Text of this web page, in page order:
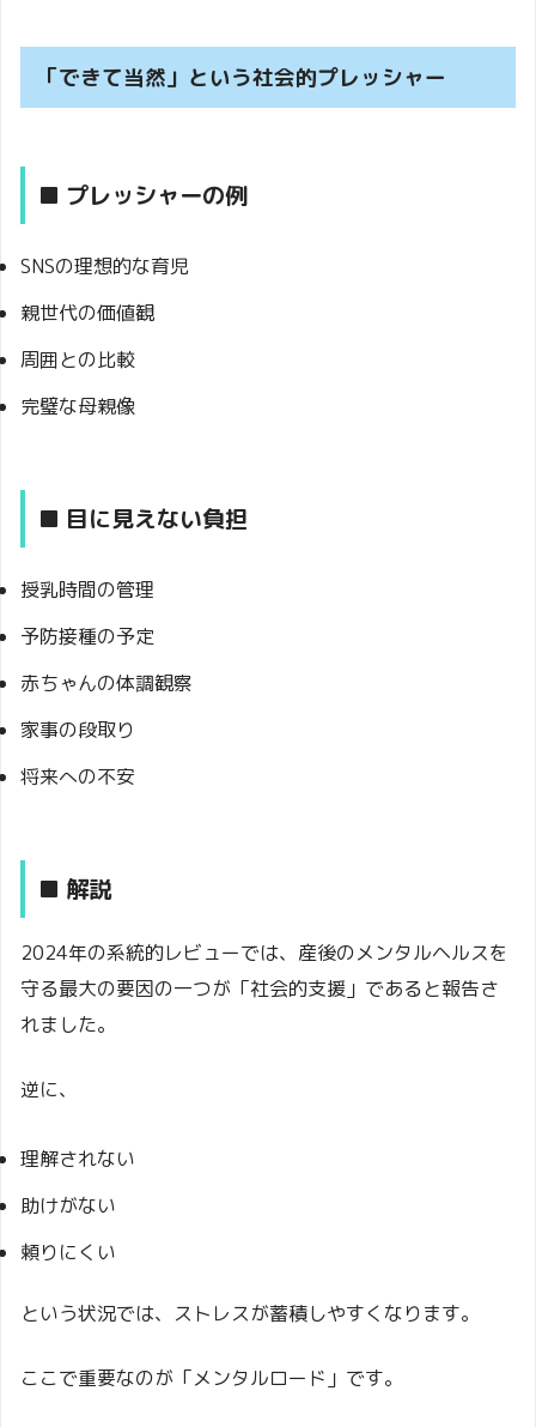
「できて当然」という社会的プレッシャー
■ プレッシャーの例
SNSの理想的な育児
親世代の価値観
周囲との比較
完璧な母親像
■ 目に見えない負担
授乳時間の管理
予防接種の予定
赤ちゃんの体調観察
家事の段取り
将来への不安
■ 解説
2024年の系統的レビューでは、産後のメンタルヘルスを
守る最大の要因の一つが「社会的支援」であると報告さ
れました。
逆に、
理解されない
助けがない
頼りにくい
という状況では、ストレスが蓄積しやすくなります。
ここで重要なのが「メンタルロード」です。